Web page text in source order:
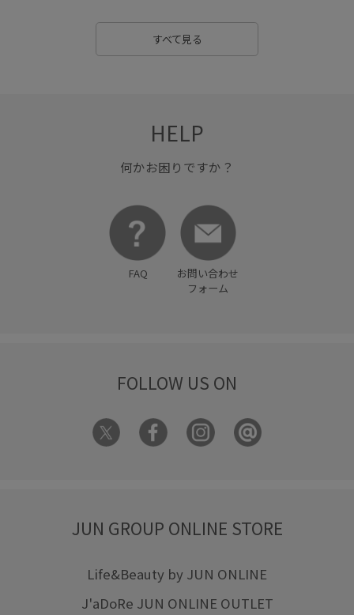
すべて見る
HELP
何かお困りですか？
FAQ
お問い合わせ
フォーム
FOLLOW US ON
JUN GROUP ONLINE STORE
Life&Beauty by JUN ONLINE
J'aDoRe JUN ONLINE OUTLET